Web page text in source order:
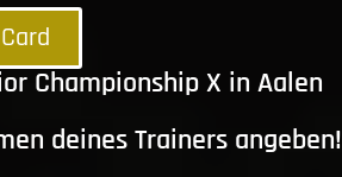
Championship X in Aalen
deines Trainers angeben!